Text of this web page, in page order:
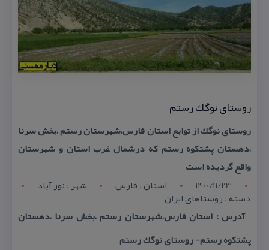
روستای نوگك رستم
روستای نوگك از توابع استان فارس،شهرستان رستم ،بخش سرنا
،دهستان پشتكوه رستم كه درشمال غرب استان و شهرستان
واقع گردیده است
1400/11/23
استان : فارس شهر : نور آباد
دسته : روستاهای ایران
آدرس : استان فارس،شهرستان رستم ،بخش سرنا ،دهستان
پشتكوه رستم- روستای نوگك رستم